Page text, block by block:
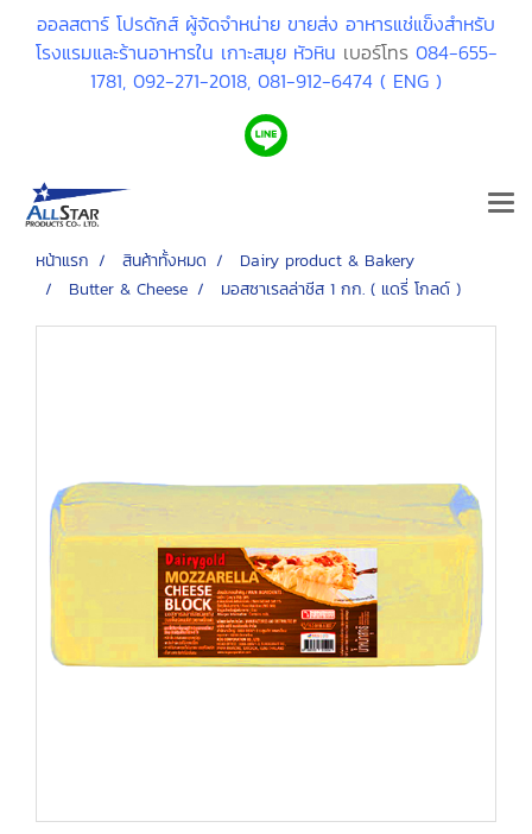
ออลสตาร์ โปรดักส์ ผู้จัดจำหน่าย ขายส่ง อาหารแช่แข็งสำหรับ
โรงแรมและร้านอาหารใน เกาะสมุย หัวหิน เบอร์โทร 084-655-
1781, 092-271-2018, 081-912-6474 ( ENG )
หน้าแรก สินค้าทั้งหมด
Dairy product & Bakery
Butter & Cheese
มอสซาเรลล่าชีส 1 กก. ( แดรี่ โกลด์ )